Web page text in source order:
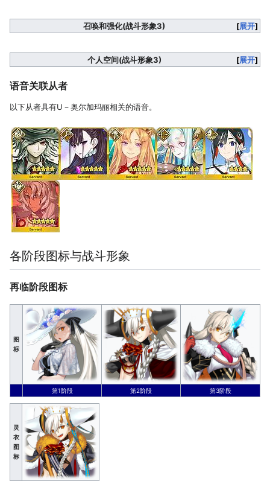
展开
召唤和强化(战斗形象3)
展开
个人空间(战斗形象3)
语音关联从者
以下从者具有U－奥尔加玛丽相关的语音。
各阶段图标与战斗形象
再临阶段图标
图
标
第1阶段 第2阶段 第3阶段
灵
衣
图
标